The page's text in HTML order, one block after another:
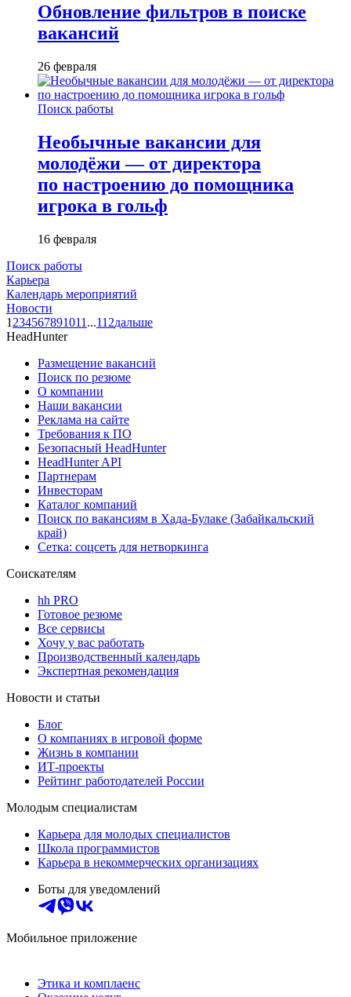
Обновление фильтров в поиске
вакансий
26 февраля
Поиск работы
Необычные вакансии для
молодёжи — от директора
по настроению до помощника
игрока в гольф
16 февраля
Поиск работы
Карьера
Календарь мероприятий
Новости
1 234567891011 ...112дальше
HeadHunter
Размещение вакансий
Поиск по резюме
О компании
Наши вакансии
Реклама на сайте
Требования к ПО
Безопасный HeadHunter
HeadHunter API
Партнерам
Инвесторам
Каталог компаний
Поиск по вакансиям в Хада-Булаке (Забайкальский
край)
Сетка: соцсеть для нетворкинга
Соискателям
hh PRO
Готовое резюме
Все сервисы
Хочу у вас работать
Производственный календарь
Экспертная рекомендация
Новости и статьи
Блог
О компаниях в игровой форме
Жизнь в компании
ИТ-проекты
Рейтинг работодателей России
Молодым специалистам
Карьера для молодых специалистов
Школа программистов
Карьера в некоммерческих организациях
Боты для уведомлений
Мобильное приложение
Этика и комплаенс